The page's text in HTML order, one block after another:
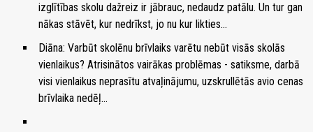
izglītības skolu dažreiz ir jābrauc, nedaudz patālu. Un tur gan
nākas stāvēt, kur nedrīkst, jo nu kur likties...
Diāna: Varbūt skolēnu brīvlaiks varētu nebūt visās skolās
vienlaikus? Atrisinātos vairākas problēmas - satiksme, darbā
visi vienlaikus neprasītu atvaļinājumu, uzskrullētās avio cenas
brīvlaika nedēļ...